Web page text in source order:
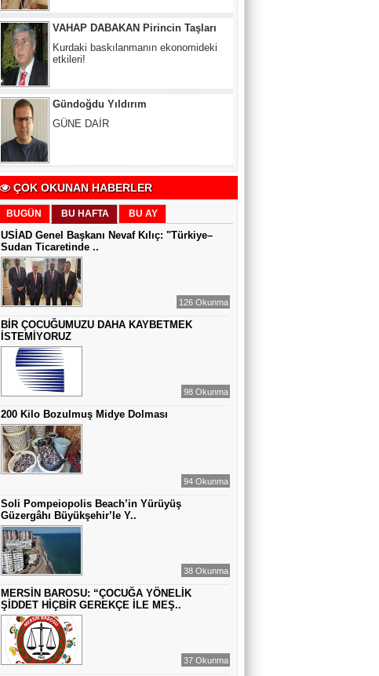
GÜNE DAİR
Sıddıka BALAKAN
DİJİTAL VİCDAN
Gül Saydam
SEN BENİ UNUTSAN DA
MUAZZEZ TOĞRUL
ZAMANA DUR DEMEK OLMAZ
VAHAP DABAKAN Pirincin Taşları
Kurdaki baskılanmanın ekonomideki
etkileri!
ÇOK OKUNAN HABERLER
BUGÜN BU HAFTA BU AY
USİAD Genel Başkanı Nevaf Kılıç: "Türkiye–
Sudan Ticaretinde ..
126 Okunma
BİR ÇOCUĞUMUZU DAHA KAYBETMEK
İSTEMİYORUZ
98 Okunma
200 Kilo Bozulmuş Midye Dolması
94 Okunma
Soli Pompeiopolis Beach’in Yürüyüş
Güzergâhı Büyükşehir’le Y..
38 Okunma
MERSİN BAROSU: “ÇOCUĞA YÖNELİK
ŞİDDET HİÇBİR GEREKÇE İLE MEŞ..
37 Okunma